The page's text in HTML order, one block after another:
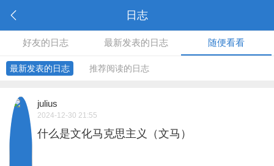
日志
好友的日志 最新发表的日志 随便看看
最新发表的日志 推荐阅读的日志
julius
2024-12-30 21:55
什么是文化马克思主义（文马）